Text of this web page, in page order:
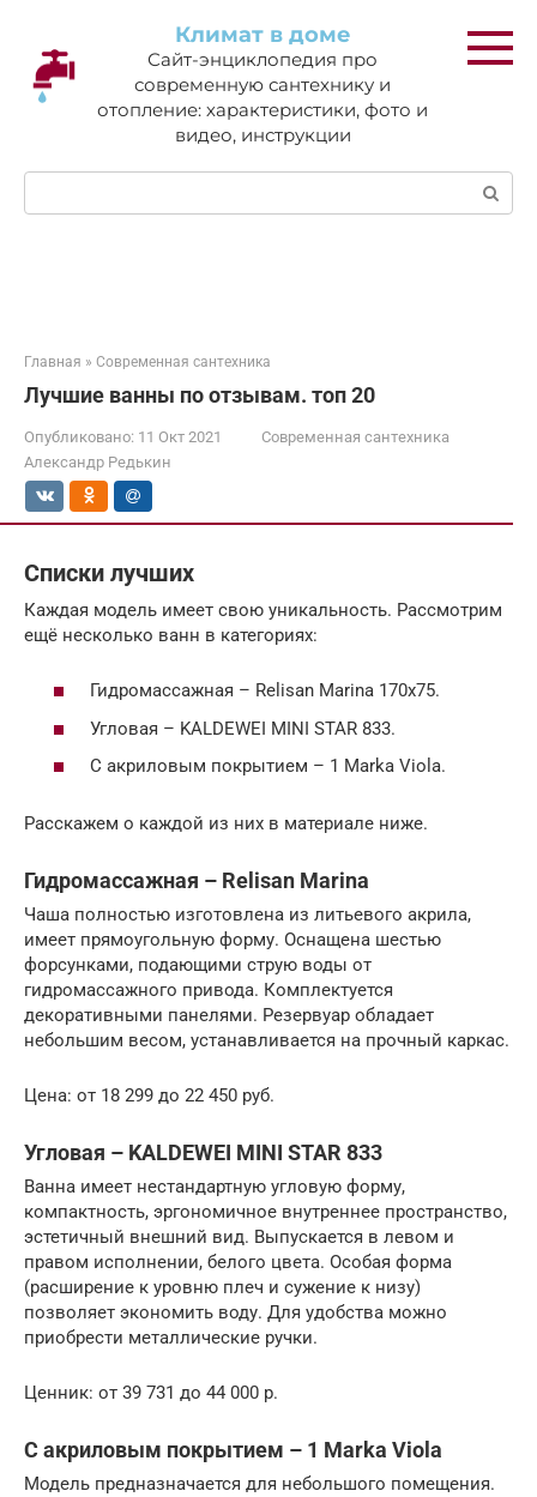
контенту
Климат в доме
Сайт-энциклопедия про
современную сантехнику и
отопление: характеристики, фото и
видео, инструкции
Поиск:
Главная » Современная сантехника
Лучшие ванны по отзывам. топ 20
Опубликовано: 11 Окт 2021
Современная сантехника
Александр Редькин
Списки лучших
Каждая модель имеет свою уникальность. Рассмотрим
ещё несколько ванн в категориях:
Гидромассажная – Relisan Marina 170х75.
Угловая – KALDEWEI MINI STAR 833.
С акриловым покрытием – 1 Marka Viola.
Расскажем о каждой из них в материале ниже.
Гидромассажная – Relisan Marina
Чаша полностью изготовлена из литьевого акрила,
имеет прямоугольную форму. Оснащена шестью
форсунками, подающими струю воды от
гидромассажного привода. Комплектуется
декоративными панелями. Резервуар обладает
небольшим весом, устанавливается на прочный каркас.
Цена: от 18 299 до 22 450 руб.
Угловая – KALDEWEI MINI STAR 833
Ванна имеет нестандартную угловую форму,
компактность, эргономичное внутреннее пространство,
эстетичный внешний вид. Выпускается в левом и
правом исполнении, белого цвета. Особая форма
(расширение к уровню плеч и сужение к низу)
позволяет экономить воду. Для удобства можно
приобрести металлические ручки.
Ценник: от 39 731 до 44 000 р.
С акриловым покрытием – 1 Marka Viola
Модель предназначается для небольшого помещения.